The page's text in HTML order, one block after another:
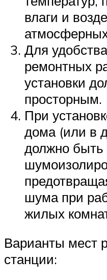
влаги и
Для
ремонтных
установки
просторным.
При
дома (или в
должно быть
шума при
жилых
Варианты мест
станции: